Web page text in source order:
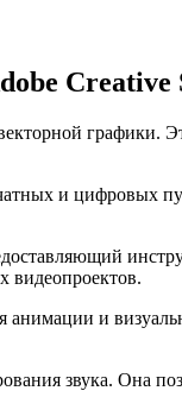
Creative
графики.
и цифровых
видеопроектов.
анимации и
звука. Она